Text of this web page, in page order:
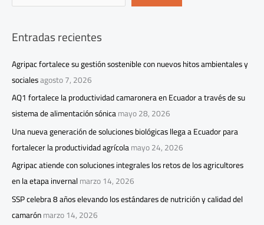
Entradas recientes
Agripac fortalece su gestión sostenible con nuevos hitos ambientales y
socialesagosto 7, 2026
AQ1 fortalece la productividad camaronera en Ecuador a través de su
sistema de alimentación sónicamayo 28, 2026
Una nueva generación de soluciones biológicas llega a Ecuador para
fortalecer la productividad agrícolamayo 24, 2026
Agripac atiende con soluciones integrales los retos de los agricultores
en la etapa invernalmarzo 14, 2026
SSP celebra 8 años elevando los estándares de nutrición y calidad del
camarónmarzo 14, 2026